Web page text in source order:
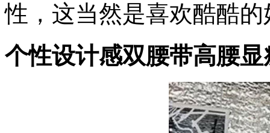
性，这当然是喜欢酷酷
个性设计感双腰带高腰